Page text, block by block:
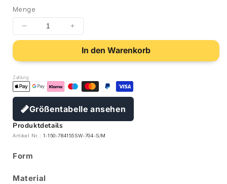
Menge
In den Warenkorb
Zahlung
Größentabelle ansehen
Produktdetails
Artikel Nr.: 1-150-784155SW-704-S/M
Form
Material